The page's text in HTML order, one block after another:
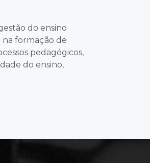
do ensino
formação de
pedagógicos,
do ensino,